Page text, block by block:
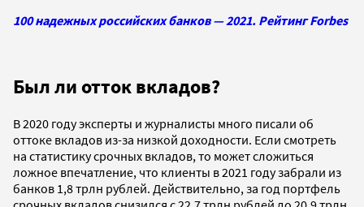
100 надежных российских банков — 2021. Рейтинг Forbes
Был ли отток вкладов?
В 2020 году эксперты и журналисты много писали об
оттоке вкладов из-за низкой доходности. Если смотреть
на статистику срочных вкладов, то может сложиться
ложное впечатление, что клиенты в 2021 году забрали из
банков 1,8 ­трлн рублей. Действительно, за год портфель